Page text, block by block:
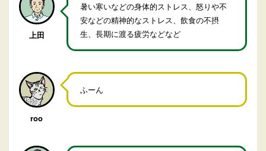
上田
暑い寒いなどの身体的ストレス、怒りや不
安などの精神的なストレス、飲食の不摂
生、長期に渡る疲労などなど
roo
ふーん